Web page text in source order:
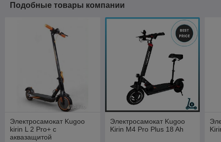
Подобные товары компании
Электросамокат Kugoo
kirin L 2 Pro+ с
аквазащитой
Электросамокат Kugoo
Kirin M4 Pro Plus 18 Ah